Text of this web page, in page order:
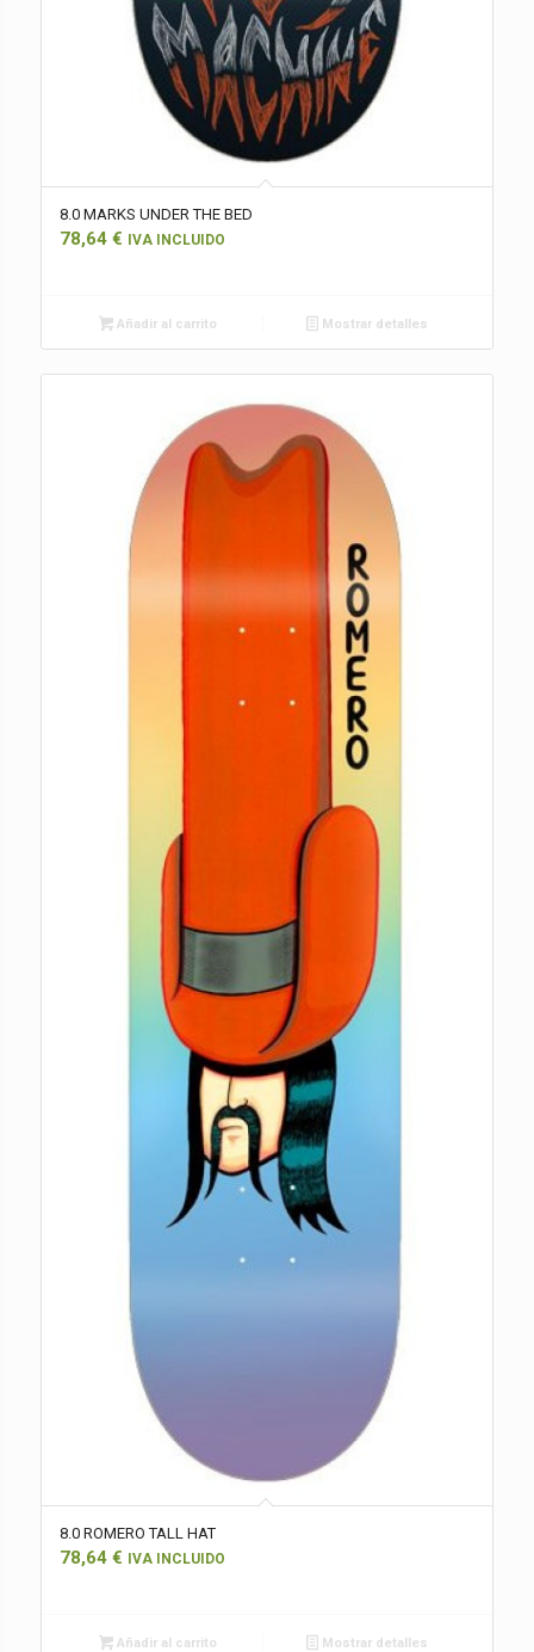
8.0 MARKS UNDER THE BED
78,64 € IVA INCLUIDO
Añadir al carrito Mostrar detalles
8.0 ROMERO TALL HAT
78,64 € IVA INCLUIDO
Añadir al carrito Mostrar detalles